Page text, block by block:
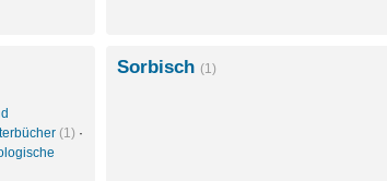
(1) ·
Sorbisch (1)